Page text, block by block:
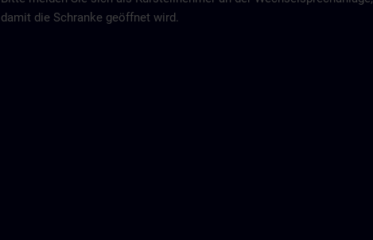
damit die Schranke geöffnet wird.